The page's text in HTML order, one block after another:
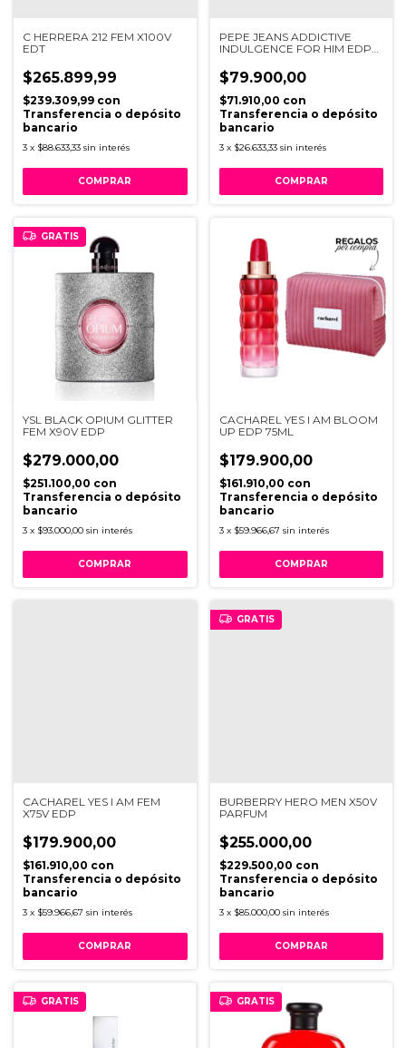
C HERRERA 212 FEM X100V
EDT
$265.899,99
$239.309,99 con
Transferencia o depósito
bancario
3 x $88.633,33 sin interés
PEPE JEANS ADDICTIVE
INDULGENCE FOR HIM EDP
$79.900,00
$71.910,00 con
Transferencia o depósito
bancario
3 x $26.633,33 sin interés
GRATIS
YSL BLACK OPIUM GLITTER
FEM X90V EDP
$279.000,00
$251.100,00 con
Transferencia o depósito
bancario
3 x $93.000,00 sin interés
CACHAREL YES I AM BLOOM
UP EDP 75ML
$179.900,00
$161.910,00 con
Transferencia o depósito
bancario
3 x $59.966,67 sin interés
CACHAREL YES I AM FEM
X75V EDP
$179.900,00
$161.910,00 con
Transferencia o depósito
bancario
3 x $59.966,67 sin interés
GRATIS
BURBERRY HERO MEN X50V
PARFUM
$255.000,00
$229.500,00 con
Transferencia o depósito
bancario
3 x $85.000,00 sin interés
GRATIS GRATIS